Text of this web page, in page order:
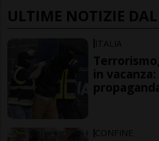
ULTIME NOTIZIE
ITALIA
in
CONFINE